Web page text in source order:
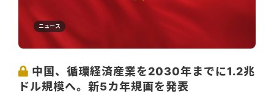
ニュース
中国、循環経済産業を2030年までに1.2兆
ドル規模へ。新5カ年規画を発表